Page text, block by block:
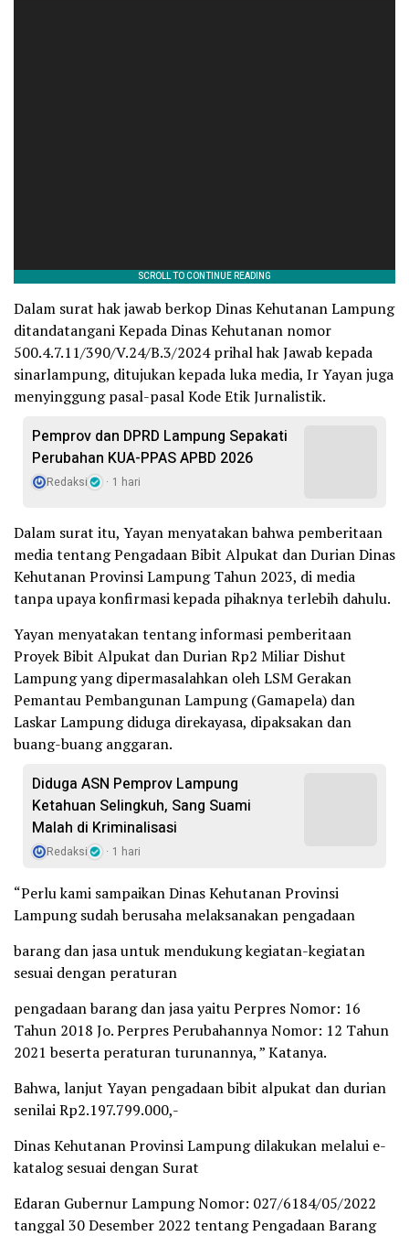
Dalam surat hak jawab berkop Dinas Kehutanan Lampung
ditandatangani Kepada Dinas Kehutanan nomor
500.4.7.11/390/V.24/B.3/2024 prihal hak Jawab kepada
sinarlampung, ditujukan kepada luka media, Ir Yayan juga
menyinggung pasal-pasal Kode Etik Jurnalistik.
Pemprov dan DPRD Lampung Sepakati
Perubahan KUA-PPAS APBD 2026
Redaksi 1 hari
Dalam surat itu, Yayan menyatakan bahwa pemberitaan
media tentang Pengadaan Bibit Alpukat dan Durian Dinas
Kehutanan Provinsi Lampung Tahun 2023, di media
tanpa upaya konfirmasi kepada pihaknya terlebih dahulu.
Yayan menyatakan tentang informasi pemberitaan
Proyek Bibit Alpukat dan Durian Rp2 Miliar Dishut
Lampung yang dipermasalahkan oleh LSM Gerakan
Pemantau Pembangunan Lampung (Gamapela) dan
Laskar Lampung diduga direkayasa, dipaksakan dan
buang-buang anggaran.
Diduga ASN Pemprov Lampung
Ketahuan Selingkuh, Sang Suami
Malah di Kriminalisasi
Redaksi 1 hari
“Perlu kami sampaikan Dinas Kehutanan Provinsi
Lampung sudah berusaha melaksanakan pengadaan
barang dan jasa untuk mendukung kegiatan-kegiatan
sesuai dengan peraturan
pengadaan barang dan jasa yaitu Perpres Nomor: 16
Tahun 2018 Jo. Perpres Perubahannya Nomor: 12 Tahun
2021 beserta peraturan turunannya, ” Katanya.
Bahwa, lanjut Yayan pengadaan bibit alpukat dan durian
senilai Rp2.197.799.000,-
Dinas Kehutanan Provinsi Lampung dilakukan melalui e-
katalog sesuai dengan Surat
Edaran Gubernur Lampung Nomor: 027/6184/05/2022
tanggal 30 Desember 2022 tentang Pengadaan Barang